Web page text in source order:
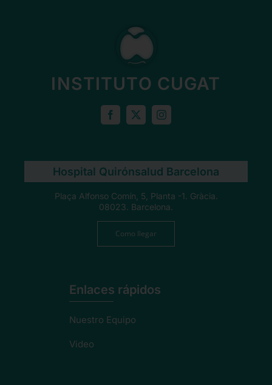
INSTITUTO CUGAT
Enlaces rápidos
Nuestro Equipo
Video
Hospital Quirónsalud Barcelona
Plaça Alfonso Comín, 5, Planta -1. Gràcia.
08023. Barcelona.
Como llegar